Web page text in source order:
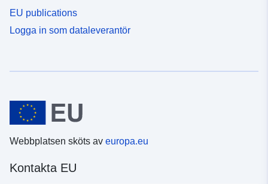
EU publications
Logga in som dataleverantör
Webbplatsen sköts av europa.eu
Kontakta EU